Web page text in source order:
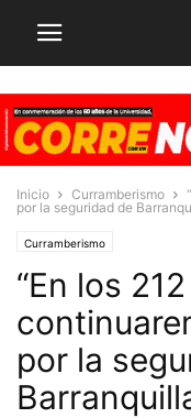
Inicio Curramberismo
por la seguridad de
Curramberismo
“En los
por la